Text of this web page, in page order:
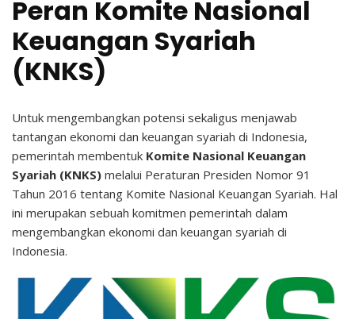
Peran Komite Nasional
Keuangan Syariah
(KNKS)
Untuk mengembangkan potensi sekaligus menjawab
tantangan ekonomi dan keuangan syariah di Indonesia,
pemerintah membentuk Komite Nasional Keuangan
Syariah (KNKS) melalui Peraturan Presiden Nomor 91
Tahun 2016 tentang Komite Nasional Keuangan Syariah. Hal
ini merupakan sebuah komitmen pemerintah dalam
mengembangkan ekonomi dan keuangan syariah di
Indonesia.